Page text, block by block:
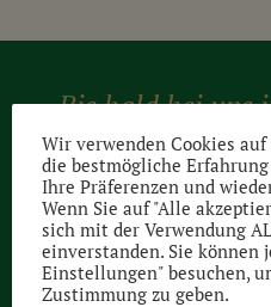
Bis bald bei uns
Röslauer
Wir verwenden Cookies
die bestmögliche
Ihre Präferenzen und
Wenn Sie auf "Alle
sich mit der Verwendung
einverstanden. Sie können
Einstellungen" besuchen,
Zustimmung zu geben.